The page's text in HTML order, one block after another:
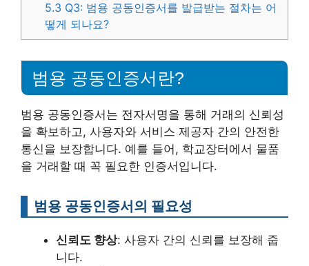
5.3 Q3: 범용 공동인증서를 발급받는 절차는 어
떻게 되나요?
범용 공동인증서란?
범용 공동인증서는 전자서명을 통해 거래의 신뢰성
을 확보하고, 사용자와 서비스 제공자 간의 안전한
통신을 보장합니다. 예를 들어, 학교장터에서 물품
을 거래할 때 꼭 필요한 인증서입니다.
범용 공동인증서의 필요성
신뢰도 향상: 사용자 간의 신뢰를 보장해 줍
니다.